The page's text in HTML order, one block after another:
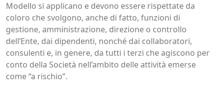
Modello si applicano e devono essere rispettate da
coloro che svolgono, anche di fatto, funzioni di
gestione, amministrazione, direzione o controllo
dell’Ente, dai dipendenti, nonché dai collaboratori,
consulenti e, in genere, da tutti i terzi che agiscono per
conto della Società nell’ambito delle attività emerse
come “a rischio”.